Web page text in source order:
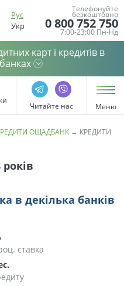
Рус
Укр
Телефонуйте
безкоштовно
0 800 752 750
7:00-23:00 Пн-Нд
карт і кредитів в
Читайте нас Меню
ОЩАДБАНК → КРЕДИТИ
в декілька банків
ставка